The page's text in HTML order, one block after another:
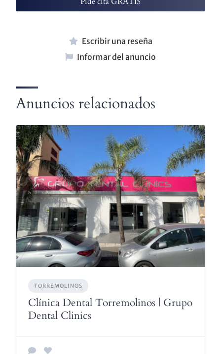
Escribir una reseña
Informar del anuncio
Anuncios relacionados
TORREMOLINOS
Clínica Dental Torremolinos | Grupo
Dental Clinics